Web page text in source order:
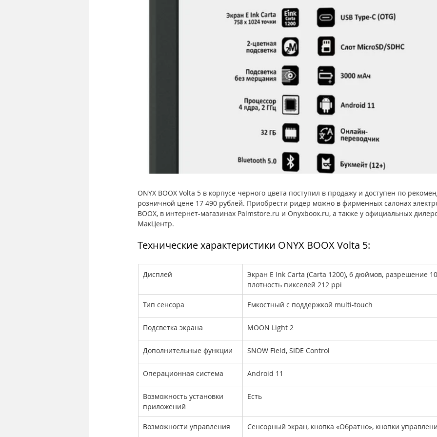
ONYX BOOX Volta 5 в корпусе черного цвета поступил в продажу и доступен по
розничной цене 17 490 рублей. Приобрести ридер можно в фирменных салонах
BOOX, в интернет-магазинах Palmstore.ru и Onyxboox.ru, а также у официальных
МакЦентр.
Технические характеристики ONYX BOOX Volta 5:
​Дисплей
Экран E Ink Carta (Carta 1200), 6 дюймов, разрешение
плотность пикселей 212 ppi
Тип сенсора Емкостный с поддержкой multi-touch
Подсветка экрана MOON Light 2
Дополнительные функции SNOW Field, SIDE Control
Операционная система Android 11
Возможность установки
приложений
Есть
Возможности управления Сенсорный экран, кнопка «Обратно», кнопки